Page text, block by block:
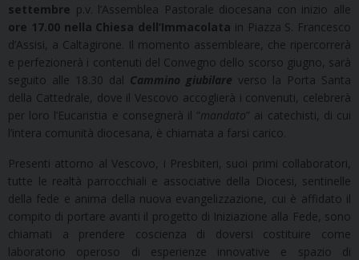
settembre p.v. l’Assemblea Pastorale diocesana con inizio alle
ore 17.00 nella Chiesa dell’Immacolata in Piazza S. Francesco
d’Assisi, a Caltagirone. Il momento assembleare, che ripercorrerà
e perfezionerà i contenuti del Convegno dello scorso giugno, sarà
seguito alle 18.30 dal Cammino giubilare verso la Porta Santa
della Cattedrale, dove il Vescovo accoglierà i convenuti, celebrerà
per loro l’Eucaristia e consegnerà il “mandato” ai catechisti, di cui
l’intera comunità diocesana, è chiamata a farsi carico.
Presenti attorno al Vescovo, i Presbiteri, suoi primi collaboratori,
tutte le realtà parrocchiali e associative della Diocesi, sentinelle
della fede e anima della nuova evangelizzazione, cui è affidato il
compito di portare avanti il progetto di Iniziazione alla Fede, sono
chiamati a prendere coscienza di doversi costituire come
laboratorio operoso di esperienze innovative e spazio di